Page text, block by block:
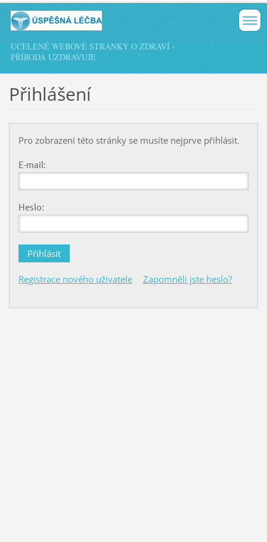
UCELENÉ WEBOVÉ STRÁNKY O ZDRAVÍ -
PŘÍRODA UZDRAVUJE
Přihlášení
Pro zobrazení této stránky se musíte nejprve přihlásit.
E-mail:
Heslo:
Registrace nového uživatele Zapomněli jste heslo?